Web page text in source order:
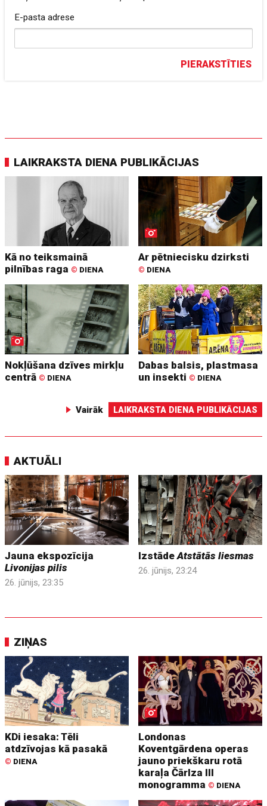
E-pasta adrese
PIERAKSTĪTIES
LAIKRAKSTA DIENA PUBLIKĀCIJAS
Kā no teiksmainā
pilnības raga © DIENA
Ar pētniecisku dzirksti
© DIENA
Nokļūšana dzīves mirkļu
centrā © DIENA
Dabas balsis, plastmasa
un insekti © DIENA
Vairāk LAIKRAKSTA DIENA PUBLIKĀCIJAS
AKTUĀLI
Jauna ekspozīcija
Livonijas pilis
26. jūnijs, 23:35
IzstādeAtstātās liesmas
26. jūnijs, 23:24
ZIŅAS
KDi iesaka: Tēli
atdzīvojas kā pasakā
© DIENA
Londonas
Koventgārdena operas
jauno priekškaru rotā
karaļa Čārlza III
monogramma © DIENA